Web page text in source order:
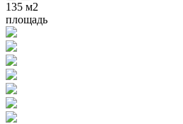
135 м2
площадь